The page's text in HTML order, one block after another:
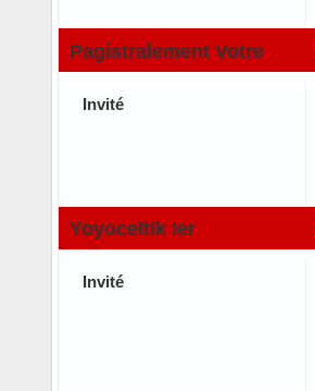
Pagistralement Votre
Invité
Yoyoceltik Ier
Invité